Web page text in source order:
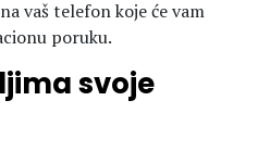
vaš telefon koje će vam
poruku.
svoje